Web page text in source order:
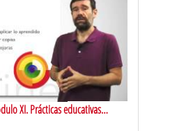
XI. Prácticas educativas